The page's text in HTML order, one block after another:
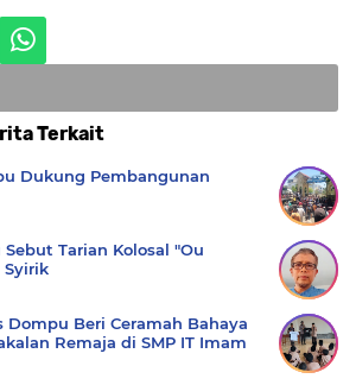
Terkait
Dukung Pembangunan
Tarian Kolosal "Ou
Syirik
Dompu Beri Ceramah Bahaya
Remaja di SMP IT Imam